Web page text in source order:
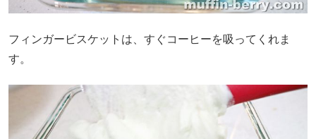
フィンガービスケットは、すぐコーヒーを吸ってくれま
す。